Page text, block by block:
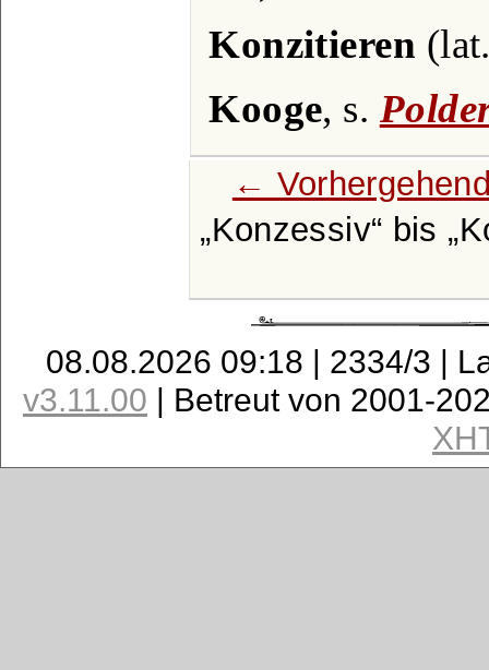
Konzitieren
Kooge, s.
←
Konzessiv
bis
08.08.2026 09:18 | 2334/3 |
v3.11.00 | Betreut von 2001-